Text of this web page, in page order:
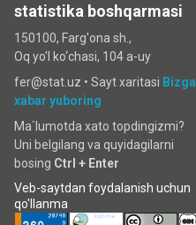
statistika boshqarmasi
150100, Farg'ona sh.,
Oq yo'l ko‘chаsi, 104 a-uy
fer@stat.uz • Sayt xaritasi Bizga
xabar yuboring
Ma`lumotda xato topdingizmi?
Uni belgilang va quyidagilarni
bosing Ctrl + Enter
Veb-saytdan foydalanish uchun
qo'llanma